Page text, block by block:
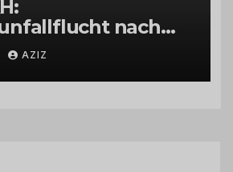
nach
AZIZ